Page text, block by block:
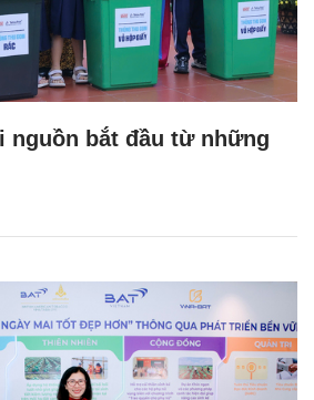
nguồn bắt đầu từ những